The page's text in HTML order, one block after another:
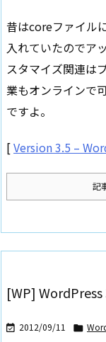
昔はcoreファイル
入れていたのでア
スタマイズ関連は
業もオンラインで
ですよ。
[Version 3.5 –
記
[WP] WordPress
 2012/09/11 